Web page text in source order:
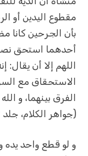
مقطوع اليدين أو
بأن الجرحين كانا
أحدهما استحق
اللهم إلا أن يقال:
الاستحقاق مع
الفرق بينهما، و
(جواهر الکلام، جلد ۴۲، صفحه ۵۹)
و لو قطع واحد يده